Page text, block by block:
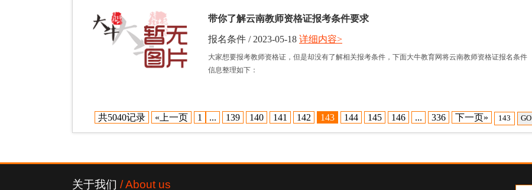
带你了解云南教师资格证报考条件要求
报名条件 / 2023-05-18
大家想要报考教师资格证，但是却没有了解相关报考条件，下面大牛教育网将云南教师资格证报名条件
信息整理如下：
详细内容>
共5040记录 «上一页 1 ... 139 140 141 142 143 144 145 146 ... 336 下一页» GO
关于我们 / About us